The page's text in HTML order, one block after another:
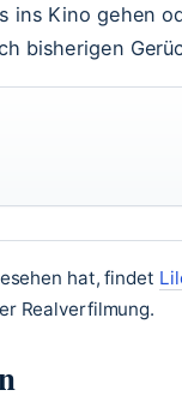
ins Kino gehen
bisherigen
hat, findet
Realverfilmung.